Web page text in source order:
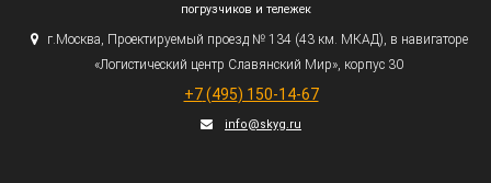
погрузчиков и тележек
г.Москва, Проектируемый проезд № 134 (43км. МКАД), в навигаторе
«Логистический центр Славянский Мир», корпус 30
+7 (495) 150-14-67
info@skyg.ru